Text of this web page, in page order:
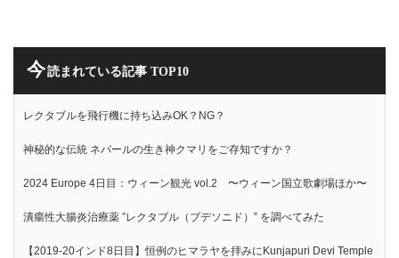
今読まれている記事 TOP10
レクタブルを飛行機に持ち込みOK？NG？
神秘的な伝統 ネパールの生き神クマリをご存知ですか？
2024 Europe 4日目：ウィーン観光 vol.2 〜ウィーン国立歌劇場ほか〜
潰瘍性大腸炎治療薬 ”レクタブル（ブデソニド）” を調べてみた
【2019-20インド8日目】恒例のヒマラヤを拝みにKunjapuri Devi Temple